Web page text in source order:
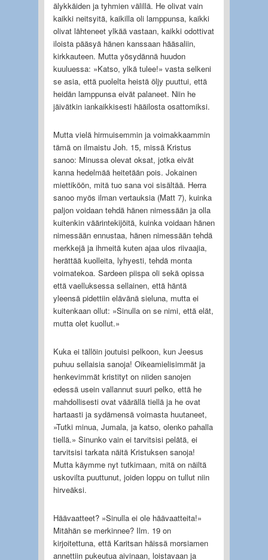
älykkäiden ja tyhmien välillä. He olivat vain
kaikki neitsyitä, kaikilla oli lamppunsa, kaikki
olivat lähteneet ylkää vastaan, kaikki odottivat
iloista pääsyä hänen kanssaan hääsaliin,
kirkkauteen. Mutta yösydännä huudon
kuuluessa: »Katso, ylkä tulee!» vasta selkeni
se asia, että puolelta heistä öljy puuttui, että
heidän lamppunsa eivät palaneet. Niin he
jäivätkin iankaikkisesti hääilosta osattomiksi.
Mutta vielä hirmuisemmin ja voimakkaammin
tämä on ilmaistu Joh. 15, missä Kristus
sanoo: Minussa olevat oksat, jotka eivät
kanna hedelmää heitetään pois. Jokainen
miettiköön, mitä tuo sana voi sisältää. Herra
sanoo myös ilman vertauksia (Matt 7), kuinka
paljon voidaan tehdä hänen nimessään ja olla
kuitenkin väärintekijöitä, kuinka voidaan hänen
nimessään ennustaa, hänen nimessään tehdä
merkkejä ja ihmeitä kuten ajaa ulos riivaajia,
herättää kuolleita, lyhyesti, tehdä monta
voimatekoa. Sardeen piispa oli sekä opissa
että vaelluksessa sellainen, että häntä
yleensä pidettiin elävänä sieluna, mutta ei
kuitenkaan ollut: »Sinulla on se nimi, että elät,
mutta olet kuollut.»
Kuka ei tällöin joutuisi pelkoon, kun Jeesus
puhuu sellaisia sanoja! Oikeamielisimmät ja
henkevimmät kristityt on niiden sanojen
edessä usein vallannut suuri pelko, että he
mahdollisesti ovat väärällä tiellä ja he ovat
hartaasti ja sydämensä voimasta huutaneet,
»Tutki minua, Jumala, ja katso, olenko pahalla
tiellä.» Sinunko vain ei tarvitsisi pelätä, ei
tarvitsisi tarkata näitä Kristuksen sanoja!
Mutta käymme nyt tutkimaan, mitä on näiltä
uskovilta puuttunut, joiden loppu on tullut niin
hirveäksi.
Häävaatteet? »Sinulla ei ole häävaatteita!»
Mitähän se merkinnee? Ilm. 19 on
kirjoitettuna, että Karitsan häissä morsiamen
annettiin pukeutua aivinaan, loistavaan ja